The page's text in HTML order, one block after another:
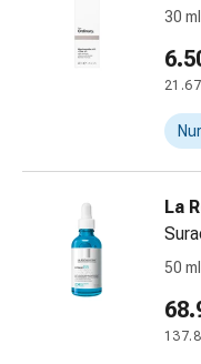
Atemwege
Infektionen
Stoffwechsel
Insektenschutz
und
30
La
50